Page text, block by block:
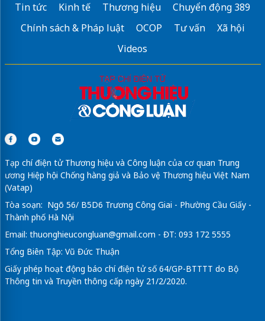
Tin tức Kinh tế Thương hiệu
Chuyển động 389
Chính sách & Pháp luật
OCOP Tư vấn
Xã hội
Videos
Tạp chí điện tử Thương hiệu và Công luận của cơ quan Trung
ương Hiệp hội Chống hàng giả và Bảo vệ Thương hiệu Việt Nam
(Vatap)
Tòa soạn: Ngõ 56/ B5D6 Trương Công Giai - Phường Cầu Giấy -
Thành phố Hà Nội
Email: thuonghieucongluan@gmail.com - ĐT: 093 172 5555
Tổng Biên Tập: Vũ Đức Thuận
Giấy phép hoạt động báo chí điện tử số 64/GP-BTTTT do Bộ
Thông tin và Truyền thông cấp ngày 21/2/2020.